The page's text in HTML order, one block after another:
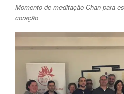
Momento de meditação Chan para
coração